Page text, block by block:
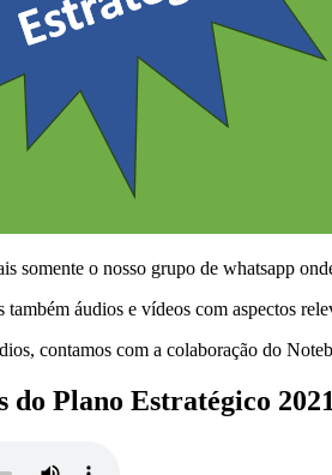
somente o nosso grupo de whatsapp
também áudios e vídeos com aspectos
contamos com a colaboração do
do Plano Estratégico